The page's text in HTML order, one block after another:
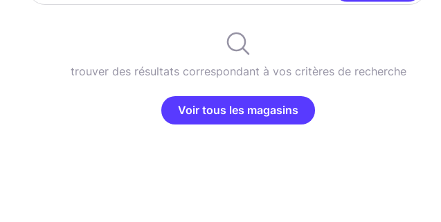
trouver des résultats correspondant à vos critères de recherche
Voir tous les magasins